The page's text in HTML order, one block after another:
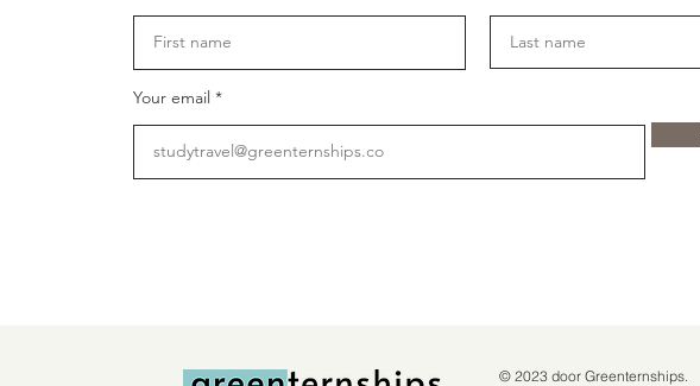
Your email
© 2023 door Greenternships.